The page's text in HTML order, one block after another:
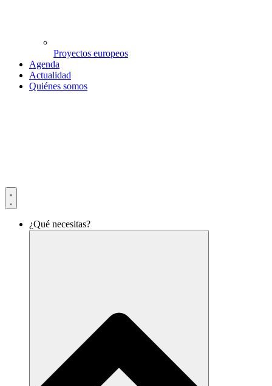
Proyectos europeos
Agenda
Actualidad
Quiénes somos
¿Qué necesitas?